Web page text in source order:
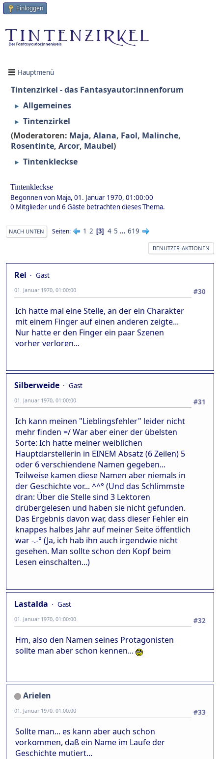
Einloggen
Hauptmenü
Tintenzirkel - das Fantasyautor:innenforum
► Allgemeines
► Tintenzirkel
(Moderatoren: Maja, Alana, Faol, Malinche,
Rosentinte, Arcor, Maubel)
► Tintenkleckse
Tintenkleckse
Begonnen von Maja, 01. Januar 1970, 01:00:00
0 Mitglieder und 6 Gäste betrachten dieses Thema.
NACH UNTEN Seiten 1 2 3 4 5 ... 619
BENUTZER-AKTIONEN
Rei
Gast
#30
01. Januar 1970, 01:00:00
Ich hatte mal eine Stelle, an der ein Charakter
mit einem Finger auf einen anderen zeigte...
Nur hatte er den Finger ein paar Szenen
vorher verloren...
Silberweide
Gast
#31
01. Januar 1970, 01:00:00
Ich kann meinen "Lieblingsfehler" leider nicht
mehr finden =/ War aber einer der übelsten
Sorte: Ich hatte meiner weiblichen
Hauptdarstellerin in EINEM Absatz (6 Zeilen) 5
oder 6 verschiendene Namen gegeben...
Teilweise kamen diese Namen aber niemals in
der Geschichte vor... ^^° (Und das Schlimmste
dran: Über die Stelle sind 3 Lektoren
drübergelesen und haben sie nicht gefunden.
Das Ergebnis davon war, dass dieser Fehler ein
knappes halbes Jahr auf meiner Seite öffentlich
war -.-° (Ja, ich hab ihn auch irgendwie nicht
gesehen. Man sollte schon den Kopf beim
Lesen einschalten...)
Lastalda
Gast
#32
01. Januar 1970, 01:00:00
Hm, also den Namen seines Protagonisten
sollte man aber schon kennen...
Arielen
#33
01. Januar 1970, 01:00:00
Sollte man... es kann aber auch schon
vorkommen, daß ein Name im Laufe der
Geschichte mutiert...